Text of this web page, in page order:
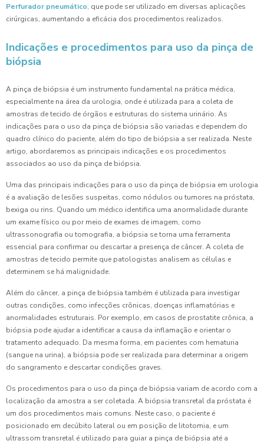
Perfurador pneumático, que pode ser utilizado em diversas aplicações
cirúrgicas, aumentando a eficácia dos procedimentos realizados.
Indicações e procedimentos para uso da pinça de
biópsia
A pinça de biópsia é um instrumento fundamental na prática médica,
especialmente na área da urologia, onde é utilizada para a coleta de
amostras de tecido de órgãos e estruturas do sistema urinário. As
indicações para o uso da pinça de biópsia são variadas e dependem do
quadro clínico do paciente, além do tipo de biópsia a ser realizada. Neste
artigo, abordaremos as principais indicações e os procedimentos
associados ao uso da pinça de biópsia.
Uma das principais indicações para o uso da pinça de biópsia em urologia
é a avaliação de lesões suspeitas, como nódulos ou tumores na próstata,
bexiga ou rins. Quando um médico identifica uma anormalidade durante
um exame físico ou por meio de exames de imagem, como
ultrassonografia ou tomografia, a biópsia se torna uma ferramenta
essencial para confirmar ou descartar a presença de câncer. A coleta de
amostras de tecido permite que patologistas analisem as células e
determinem se há malignidade.
Além do câncer, a pinça de biópsia também é utilizada para investigar
outras condições, como infecções crônicas, doenças inflamatórias e
anormalidades estruturais. Por exemplo, em casos de prostatite crônica, a
biópsia pode ajudar a identificar a causa da inflamação e orientar o
tratamento adequado. Da mesma forma, em pacientes com hematuria
(sangue na urina), a biópsia pode ser realizada para determinar a origem
do sangramento e descartar condições graves.
Os procedimentos para o uso da pinça de biópsia variam de acordo com a
localização da amostra a ser coletada. A biópsia transretal da próstata é
um dos procedimentos mais comuns. Neste caso, o paciente é
posicionado em decúbito lateral ou em posição de litotomia, e um
ultrassom transretal é utilizado para guiar a pinça de biópsia até a